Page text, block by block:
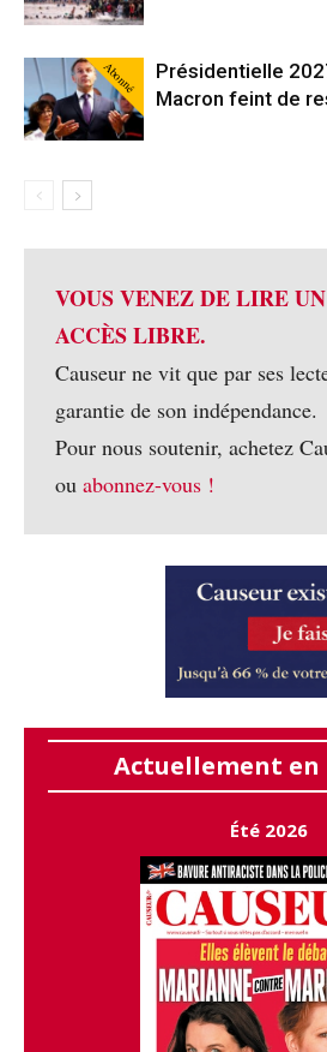
Abonné
Présidentielle
Macron feint de
VOUS VENEZ DE LIRE
ACCÈS LIBRE.
Causeur ne vit que par ses
garantie de son indépendance.
Pour nous soutenir, achetez
ou abonnez-vous !
Actuellement en
Été 2026